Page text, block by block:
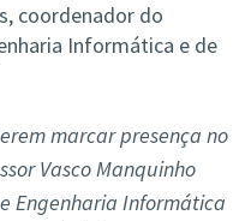
coordenador do
Informática e de
marcar presença no
Vasco Manquinho
Engenharia Informática